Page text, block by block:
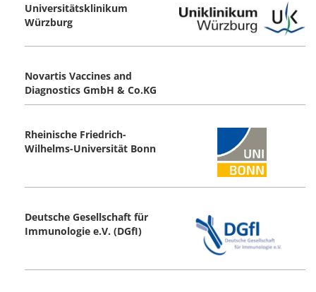
Universitätsklinikum
Würzburg
Novartis Vaccines and
Diagnostics GmbH & Co.KG
Rheinische Friedrich-
Wilhelms-Universität Bonn
Deutsche Gesellschaft für
Immunologie e.V. (DGfI)